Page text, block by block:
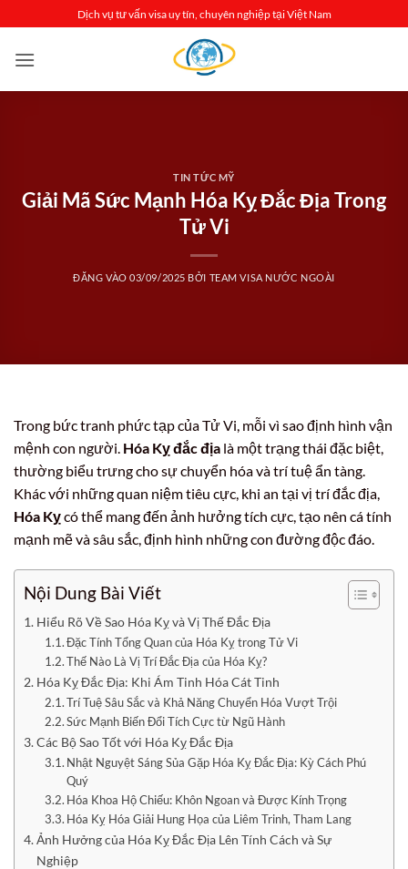
qua
nội
Dịch vụ tư vấn visa uy tín, chuyên nghiệp tại Việt Nam
TIN TỨC MỸ
Giải Mã Sức Mạnh Hóa Kỵ Đắc Địa Trong
Tử Vi
ĐĂNG VÀO03/09/2025 BỞI TEAM VISA NƯỚC NGOÀI
Trong bức tranh phức tạp của Tử Vi, mỗi vì sao định hình vận
mệnh con người. Hóa Kỵ đắc địa là một trạng thái đặc biệt,
thường biểu trưng cho sự chuyển hóa và trí tuệ ẩn tàng.
Khác với những quan niệm tiêu cực, khi an tại vị trí đắc địa,
Hóa Kỵcó thể mang đến ảnh hưởng tích cực, tạo nên cá tính
mạnh mẽ và sâu sắc, định hình những con đường độc đáo.
Nội Dung Bài Viết
Hiểu Rõ Về Sao Hóa Kỵ và Vị Thế Đắc Địa
Đặc Tính Tổng Quan của Hóa Kỵ trong Tử Vi
Thế Nào Là Vị Trí Đắc Địa của Hóa Kỵ?
Hóa Kỵ Đắc Địa: Khi Ám Tinh Hóa Cát Tinh
Trí Tuệ Sâu Sắc và Khả Năng Chuyển Hóa Vượt Trội
Sức Mạnh Biến Đổi Tích Cực từ Ngũ Hành
Các Bộ Sao Tốt với Hóa Kỵ Đắc Địa
Nhật Nguyệt Sáng Sủa Gặp Hóa Kỵ Đắc Địa: Kỳ Cách Phú
Quý
Hóa Khoa Hộ Chiếu: Khôn Ngoan và Được Kính Trọng
Hóa Kỵ Hóa Giải Hung Họa của Liêm Trinh, Tham Lang
Ảnh Hưởng của Hóa Kỵ Đắc Địa Lên Tính Cách và Sự
Nghiệp